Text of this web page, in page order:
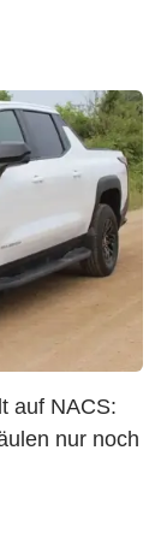
auf NACS:
nur noch